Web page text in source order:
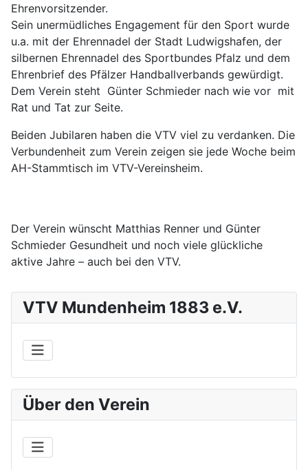
VTV Mundenheim 1883 e.V.
Über den Verein
Ehrenvorsitzender.
Sein unermüdliches Engagement für den Sport wurde
u.a. mit der Ehrennadel der Stadt Ludwigshafen, der
silbernen Ehrennadel des Sportbundes Pfalz und dem
Ehrenbrief des Pfälzer Handballverbands gewürdigt.
Dem Verein steht Günter Schmieder nach wie vor mit
Rat und Tat zur Seite.
Beiden Jubilaren haben die VTV viel zu verdanken. Die
Verbundenheit zum Verein zeigen sie jede Woche beim
AH-Stammtisch im VTV-Vereinsheim.
Der Verein wünscht Matthias Renner und Günter
Schmieder Gesundheit und noch viele glückliche
aktive Jahre – auch bei den VTV.